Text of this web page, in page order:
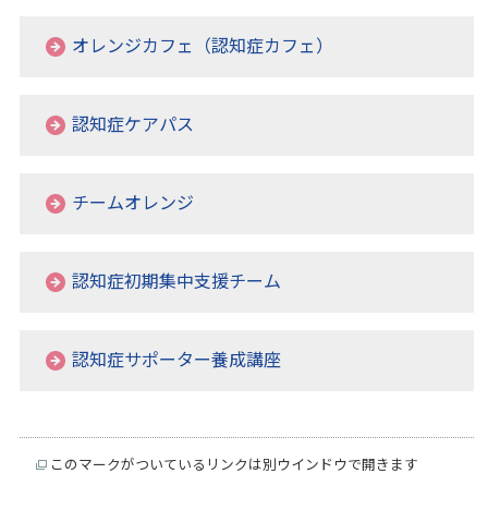
オレンジカフェ（認知症カフェ）
認知症ケアパス
チームオレンジ
認知症初期集中支援チーム
認知症サポーター養成講座
このマークがついているリンクは別ウインドウで開きます